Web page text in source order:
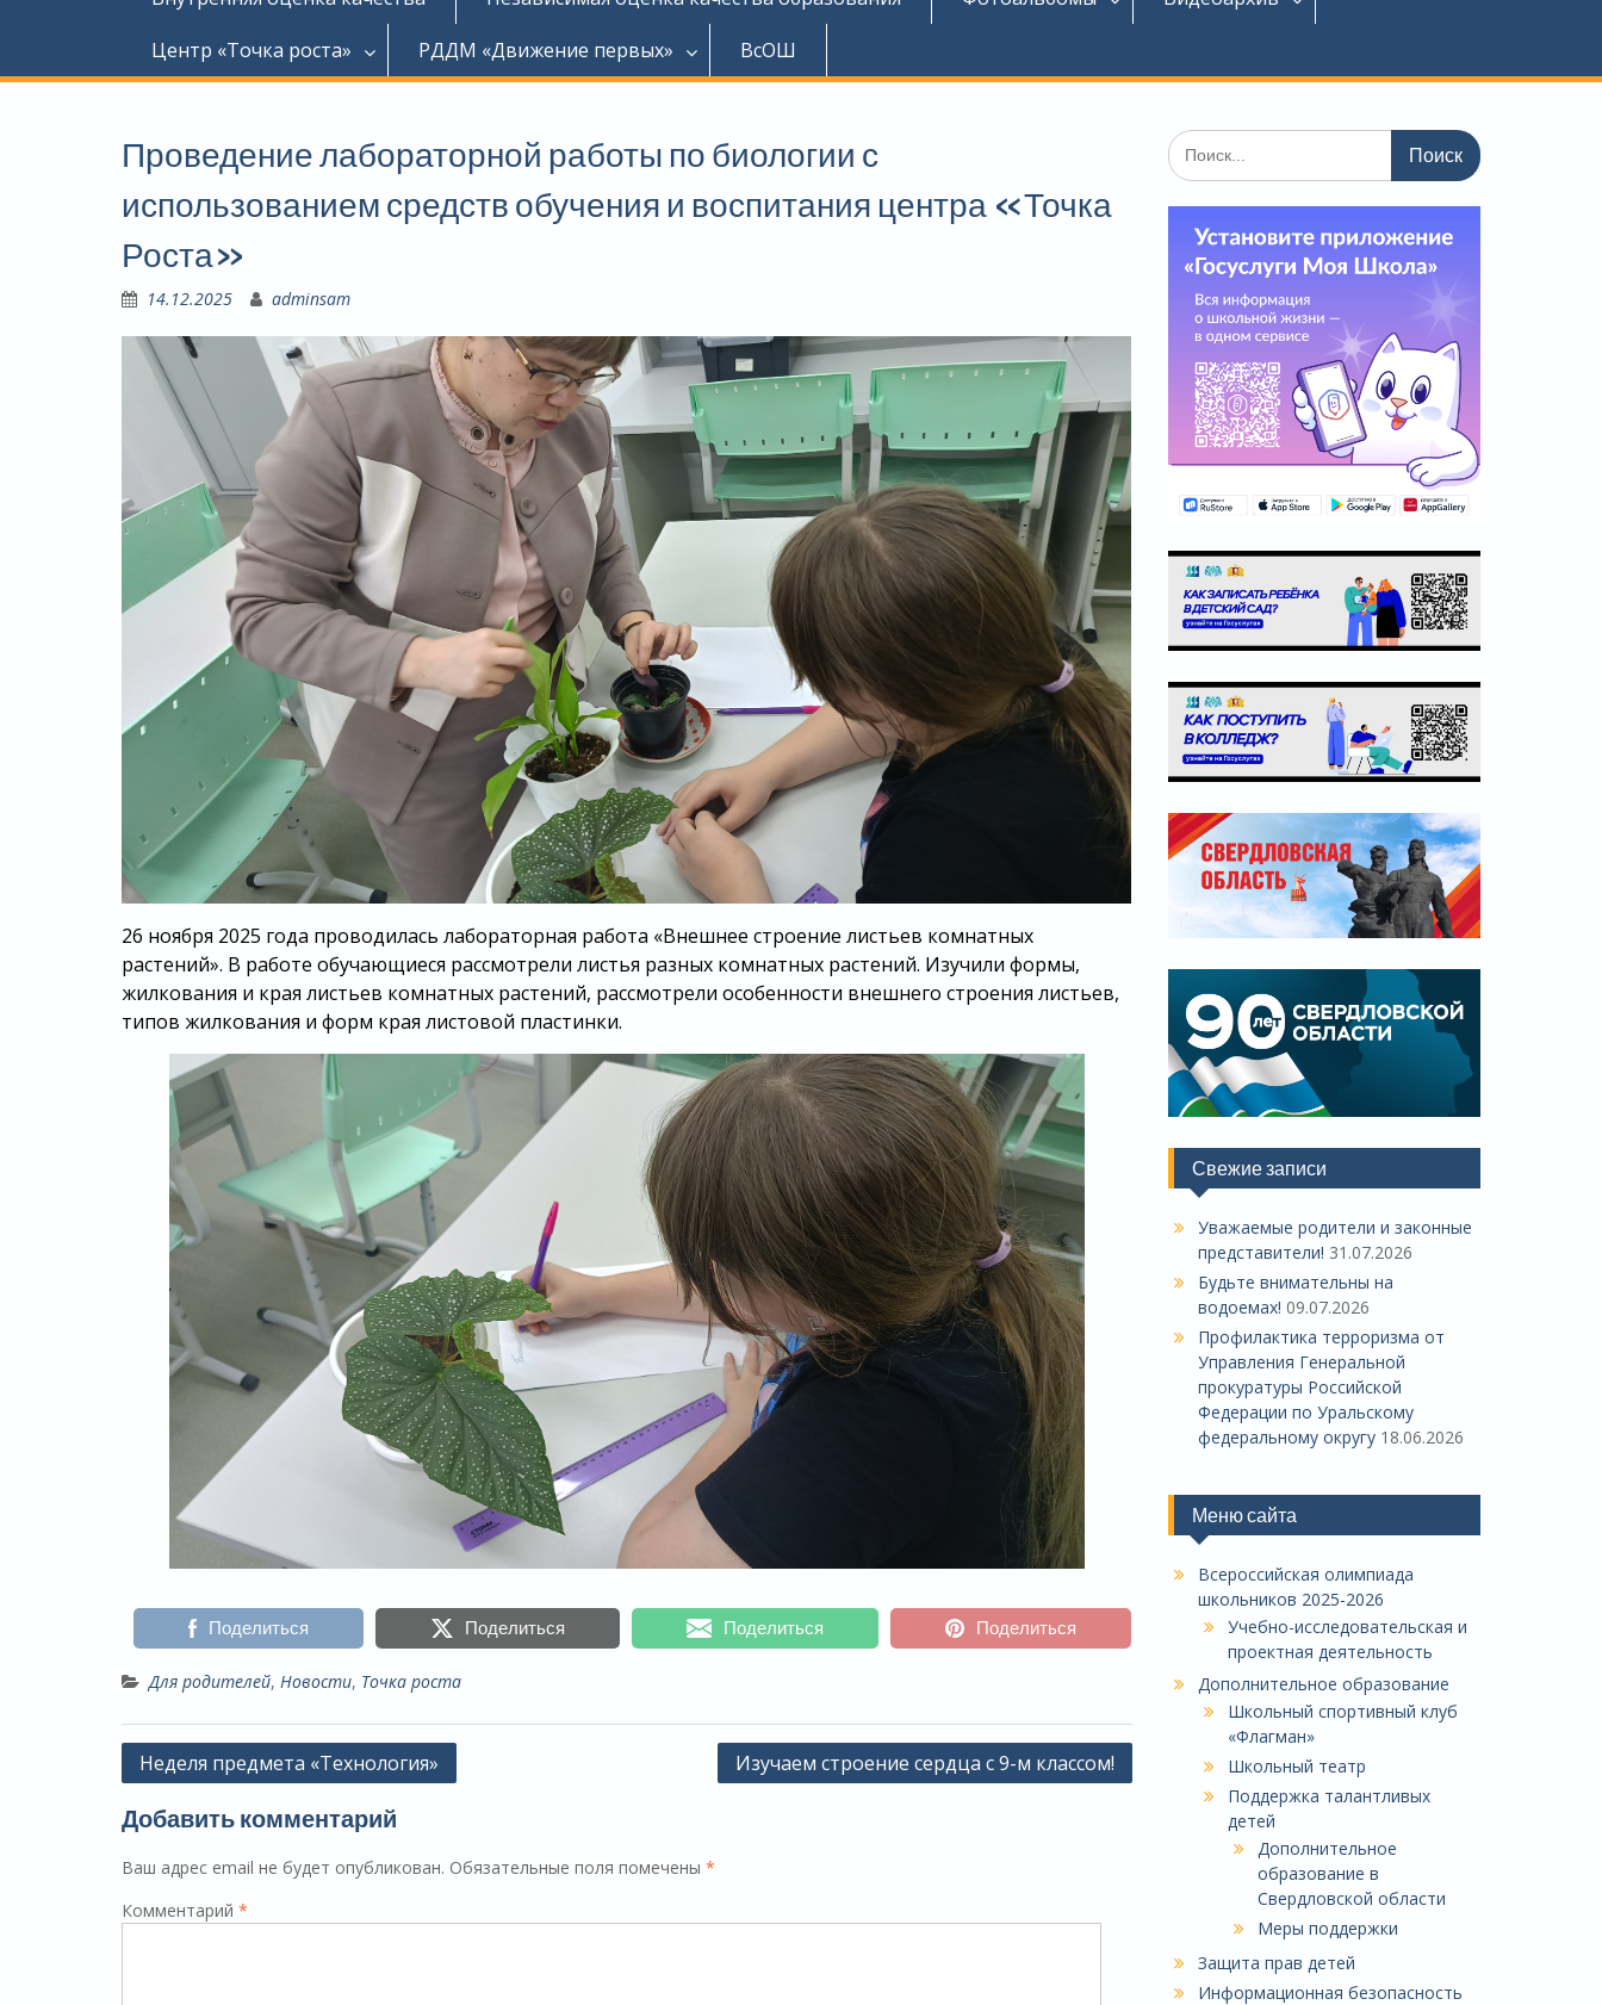
Центр «Точка роста»
РДДМ «Движение первых» ВсОШ
Проведение лабораторной работы по биологии с
использованием средств обучения и воспитания центра «Точка
Роста»
14.12.2025 adminsam
26 ноября 2025 года проводилась лабораторная работа «Внешнее строение листьев комнатных
растений». В работе обучающиеся рассмотрели листья разных комнатных растений. Изучили формы,
жилкования и края листьев комнатных растений, рассмотрели особенности внешнего строения листьев,
типов жилкования и форм края листовой пластинки.
Поделиться Поделиться Поделиться Поделиться
Для родителей, Новости, Точка роста
Навигация
записям
Неделя предмета «Технология» Изучаем строение сердца с 9-м классом!
Добавить комментарий
Ваш адрес email не будет опубликован. Обязательные поля помечены *
Комментарий *
Поиск
по:
Свежие записи
Уважаемые родители и законные
представители! 31.07.2026
Будьте внимательны на
водоемах! 09.07.2026
Профилактика терроризма от
Управления Генеральной
прокуратуры Российской
Федерации по Уральскому
федеральному округу 18.06.2026
Меню сайта
Всероссийская олимпиада
школьников 2025-2026
Учебно-исследовательская и
проектная деятельность
Дополнительное образование
Школьный спортивный клуб
«Флагман»
Школьный театр
Поддержка талантливых
детей
Дополнительное
образование в
Свердловской области
Меры поддержки
Защита прав детей
Информационная безопасность